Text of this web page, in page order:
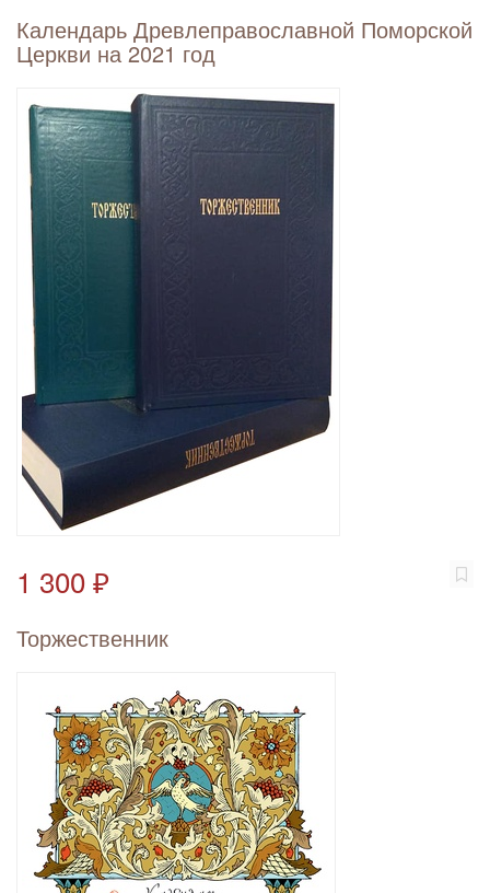
Календарь Древлеправославной Поморской
Церкви на 2021 год
1 300 ₽
Торжественник